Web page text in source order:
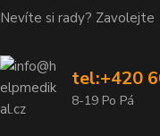
Nevíte si rady? Zavolejte
tel:+420
8-19 Po Pá